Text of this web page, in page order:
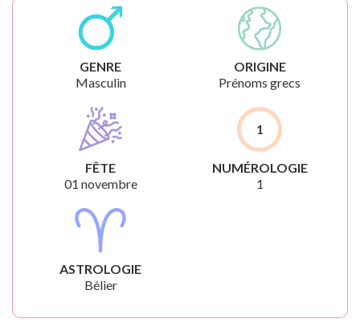
GENRE
Masculin
ORIGINE
Prénoms grecs
FÊTE
01 novembre
1
NUMÉROLOGIE
1
ASTROLOGIE
Bélier